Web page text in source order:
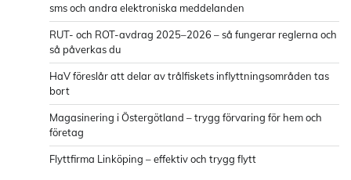
sms och andra elektroniska meddelanden
RUT- och ROT-avdrag 2025–2026 – så fungerar reglerna och
så påverkas du
HaV föreslår att delar av trålfiskets inflyttningsområden tas
bort
Magasinering i Östergötland – trygg förvaring för hem och
företag
Flyttfirma Linköping – effektiv och trygg flytt